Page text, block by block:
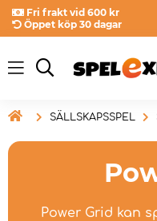
Fri frakt vid 600 kr
Öppet köp 30 dagar
 SÄLLSKAPSSPEL
Power Grid kan